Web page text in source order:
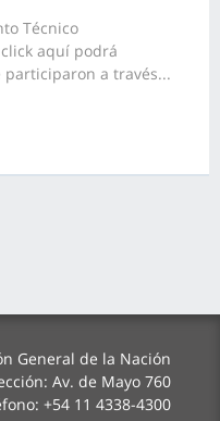
Técnico
aquí podrá
a través...
General de la Nación
Av. de Mayo 760
+54 11 4338-4300